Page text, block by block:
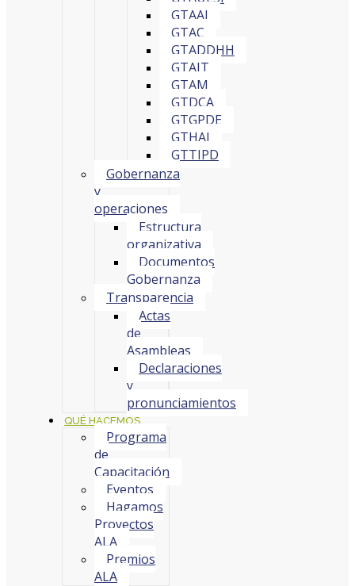
GTAAI
GTAC
GTADDHH
GTAIT
GTAM
GTDCA
GTGPDE
GTHAI
GTTIPD
Gobernanza
y
operaciones
Estructura
organizativa
Documentos
Gobernanza
Transparencia
Actas
de
Asambleas
Declaraciones
y
pronunciamientos
QUÉ HACEMOS
Programa
de
Capacitación
Eventos
Hagamos
Proyectos
ALA
Premios
ALA